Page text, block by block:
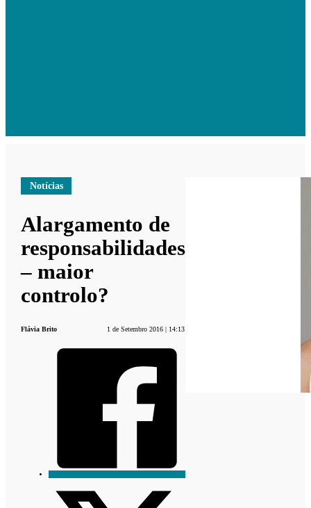
Notícias
Alargamento de
responsabilidades
– maior
controlo?
Flávia Brito 1 de Setembro 2016 | 14:13